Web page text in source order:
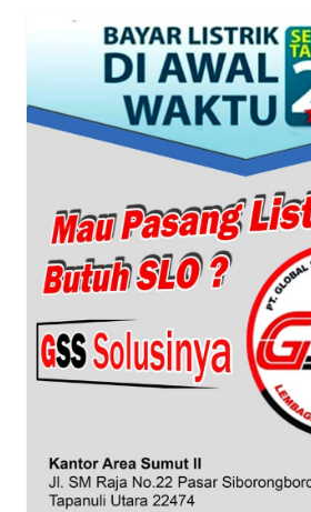
WN
WN
WN
SERAMBI
WN
WN
NTB